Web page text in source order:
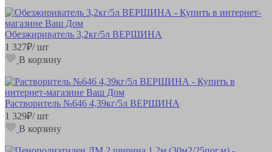
Обезжириватель 3,2кг/5л ВЕРШИНА
1 327₽/ шт
В корзину
Растворитель №646 4,39кг/5л ВЕРШИНА
1 329₽/ шт
В корзину